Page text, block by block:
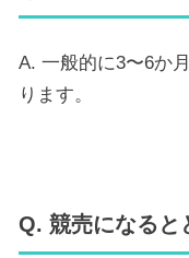
A. 一般的に3〜6か
ります。
Q. 競売になると